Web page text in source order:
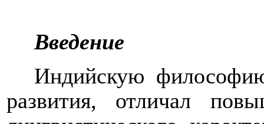
Введение
Индийскую
развития, отличал